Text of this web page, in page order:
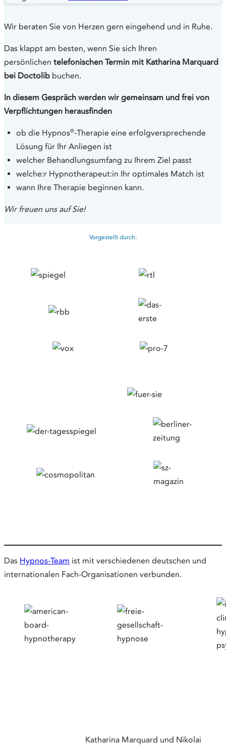
Wir beraten Sie von Herzen gern eingehend und in Ruhe.
Das klappt am besten, wenn Sie sich Ihren
persönlichen telefonischen Termin mit Katharina Marquard
bei Doctolib buchen.
In diesem Gespräch werden wir gemeinsam und frei von
Verpflichtungen herausfinden
ob die Hypnos®-Therapie eine erfolgversprechende
Lösung für Ihr Anliegen ist
welcher Behandlungsumfang zu Ihrem Ziel passt
welche:r Hypnotherapeut:in Ihr optimales Match ist
wann Ihre Therapie beginnen kann.
Wir freuen uns auf Sie!
Vorgestellt durch:
Das Hypnos-Team ist mit verschiedenen deutschen und
internationalen Fach-Organisationen verbunden.
Katharina